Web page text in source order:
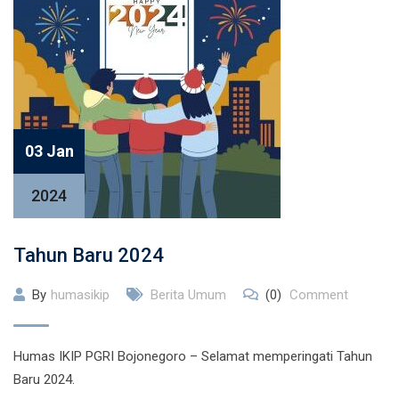
03 Jan
2024
Tahun Baru 2024
By humasikip Berita Umum (0) Comment
Humas IKIP PGRI Bojonegoro – Selamat memperingati Tahun
Baru 2024.